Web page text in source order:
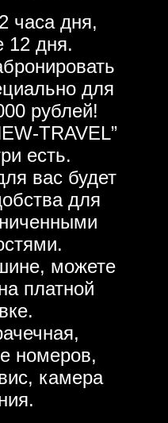
часа дня,
12 дня.
для
рублей!
TRAVEL”
есть.
вас будет
для
можете
платной
номеров,
камера